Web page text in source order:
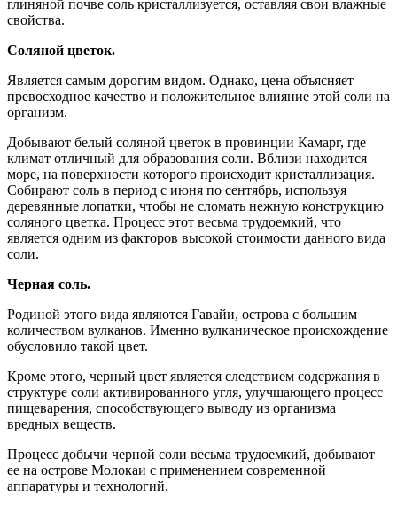
глиняной почве соль кристаллизуется, оставляя свои влажные
свойства.
Соляной цветок.
Является самым дорогим видом. Однако, цена объясняет
превосходное качество и положительное влияние этой соли на
организм.
Добывают белый соляной цветок в провинции Камарг, где
климат отличный для образования соли. Вблизи находится
море, на поверхности которого происходит кристаллизация.
Собирают соль в период с июня по сентябрь, используя
деревянные лопатки, чтобы не сломать нежную конструкцию
соляного цветка. Процесс этот весьма трудоемкий, что
является одним из факторов высокой стоимости данного вида
соли.
Черная соль.
Родиной этого вида являются Гавайи, острова с большим
количеством вулканов. Именно вулканическое происхождение
обусловило такой цвет.
Кроме этого, черный цвет является следствием содержания в
структуре соли активированного угля, улучшающего процесс
пищеварения, способствующего выводу из организма
вредных веществ.
Процесс добычи черной соли весьма трудоемкий, добывают
ее на острове Молокаи с применением современной
аппаратуры и технологий.